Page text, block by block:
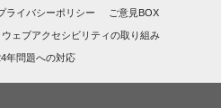
ライバシーポリシー ご意見BOX
ウェブアクセシビリティの取り組み
年問題への対応